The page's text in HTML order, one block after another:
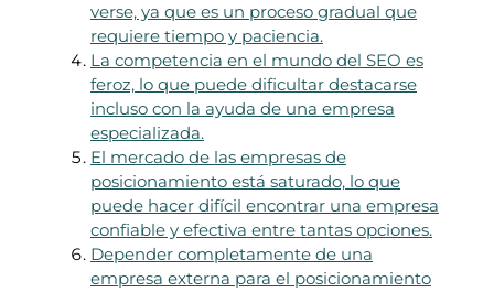
verse, ya que es un proceso gradual que
requiere tiempo y paciencia.
La competencia en el mundo del SEO es
feroz, lo que puede dificultar destacarse
incluso con la ayuda de una empresa
especializada.
El mercado de las empresas de
posicionamiento está saturado, lo que
puede hacer difícil encontrar una empresa
confiable y efectiva entre tantas opciones.
Depender completamente de una
empresa externa para el posicionamiento